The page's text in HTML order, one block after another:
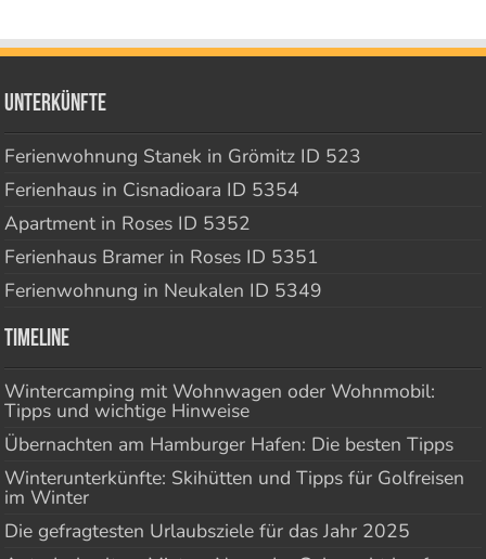
Unterkünfte
Ferienwohnung Stanek in Grömitz ID 523
Ferienhaus in Cisnadioara ID 5354
Apartment in Roses ID 5352
Ferienhaus Bramer in Roses ID 5351
Ferienwohnung in Neukalen ID 5349
Timeline
Wintercamping mit Wohnwagen oder Wohnmobil:
Tipps und wichtige Hinweise
Übernachten am Hamburger Hafen: Die besten Tipps
Winterunterkünfte: Skihütten und Tipps für Golfreisen
im Winter
Die gefragtesten Urlaubsziele für das Jahr 2025